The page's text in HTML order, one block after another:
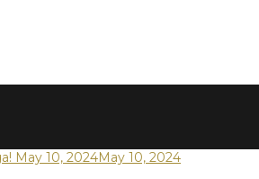
May 10, 2024May 10, 2024